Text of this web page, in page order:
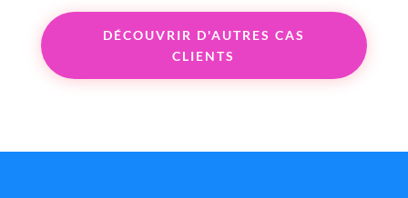
DÉCOUVRIR D'AUTRES CAS
CLIENTS